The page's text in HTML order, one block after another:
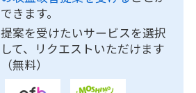
できます。
提案を受けたいサービスを選択
して、リクエストいただけます
（無料）